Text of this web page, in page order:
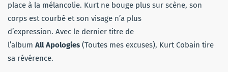
place à la mélancolie. Kurt ne bouge plus sur scène, son
corps est courbé et son visage n’a plus
d’expression. Avec le dernier titre de
l’album All Apologies (Toutes mes excuses), Kurt Cobain tire
sa révérence.